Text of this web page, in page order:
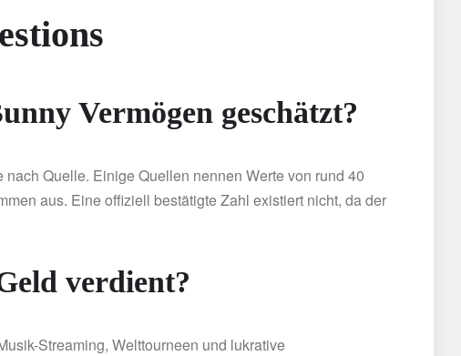
Vermögen geschätzt?
Quelle. Einige Quellen nennen Werte von rund 40
aus. Eine offiziell bestätigte Zahl existiert nicht, da der
verdient?
Streaming, Welttourneen und lukrative